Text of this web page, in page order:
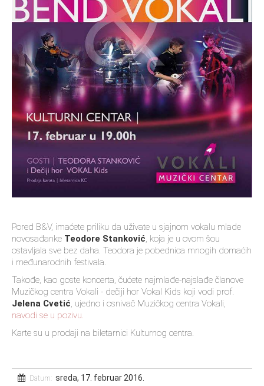
Pored B&V, imaćete priliku da uživate u sjajnom vokalu mlade
novosađanke Teodore Stanković, koja je u ovom šou
ostavljala sve bez daha. Teodora je pobednica mnogih domaćih
i međunarodnih festivala.
Takođe, kao goste koncerta, čućete najmlađe-najslađe članove
Muzičkog centra Vokali - dečiji hor Vokal Kids koji vodi prof.
Jelena Cvetić, ujedno i osnivač Muzičkog centra Vokali,
navodi se u pozivu.
Karte su u prodaji na biletarnici Kulturnog centra.
Datum: sreda, 17. februar 2016.